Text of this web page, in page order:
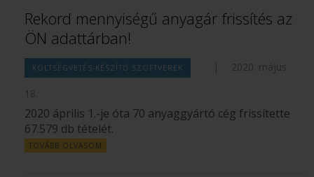
Rekord mennyiségű anyagár frissítés az
ÖN adattárban!
KÖLTSÉGVETÉS-KÉSZÍTŐ SZOFTVEREK |
2020. május
18.
2020 április 1.-je óta 70 anyaggyártó cég frissítette
67.579 db tételét.
TOVÁBB OLVASOM